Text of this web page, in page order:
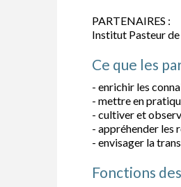
PARTENAIRES :
Institut Pasteur de
Ce que les
- enrichir les
- mettre en
- cultiver et
- appréhender les
- envisager la
Fonctions